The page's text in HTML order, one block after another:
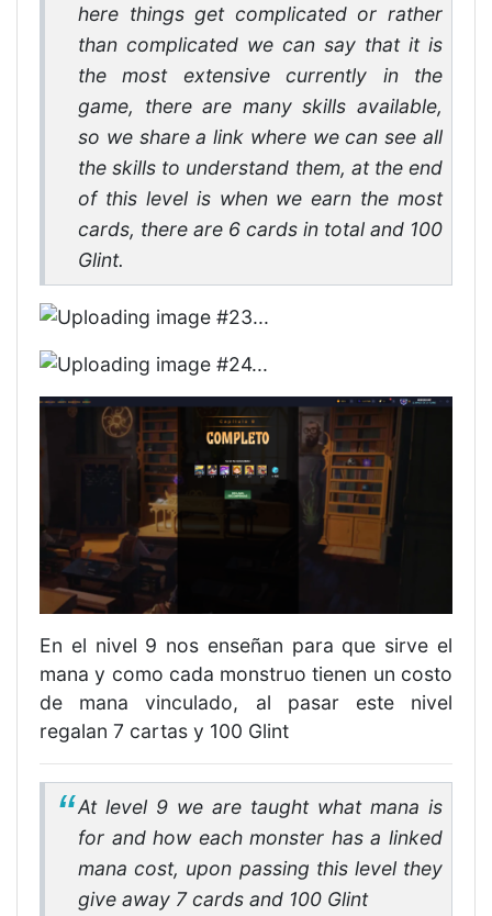
here things get complicated or rather
than complicated we can say that it is
the most extensive currently in the
game, there are many skills available,
so we share a link where we can see all
the skills to understand them, at the end
of this level is when we earn the most
cards, there are 6 cards in total and 100
Glint.
En el nivel 9 nos enseñan para que sirve el
mana y como cada monstruo tienen un costo
de mana vinculado, al pasar este nivel
regalan 7 cartas y 100 Glint
At level 9 we are taught what mana is
for and how each monster has a linked
mana cost, upon passing this level they
give away 7 cards and 100 Glint